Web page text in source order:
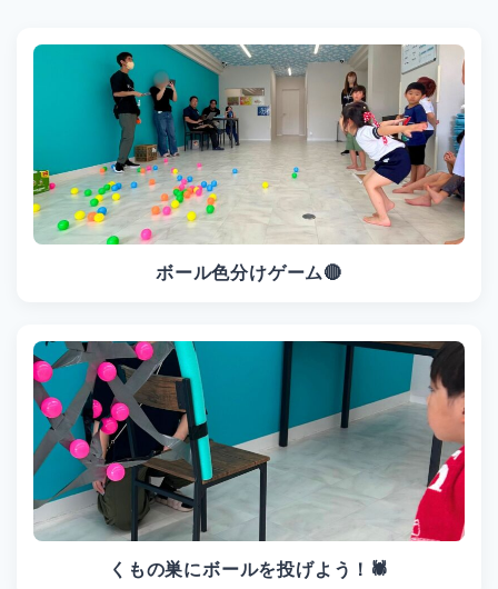
ボール色分けゲーム🔴
くもの巣にボールを投げよう！🕷